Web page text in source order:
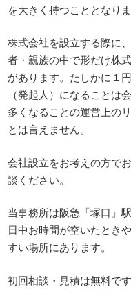
を大きく持つこととなりま
株式会社を設立する際に
者・親族の中で形だけ株
があります。たしかに１
（発起人）になることは
多くなることの運営上の
とは言えません。
会社設立をお考えの方で
談ください。
当事務所は阪急「塚口」
日中お時間が空いたとき
すい場所にあります。
初回相談・見積は無料です